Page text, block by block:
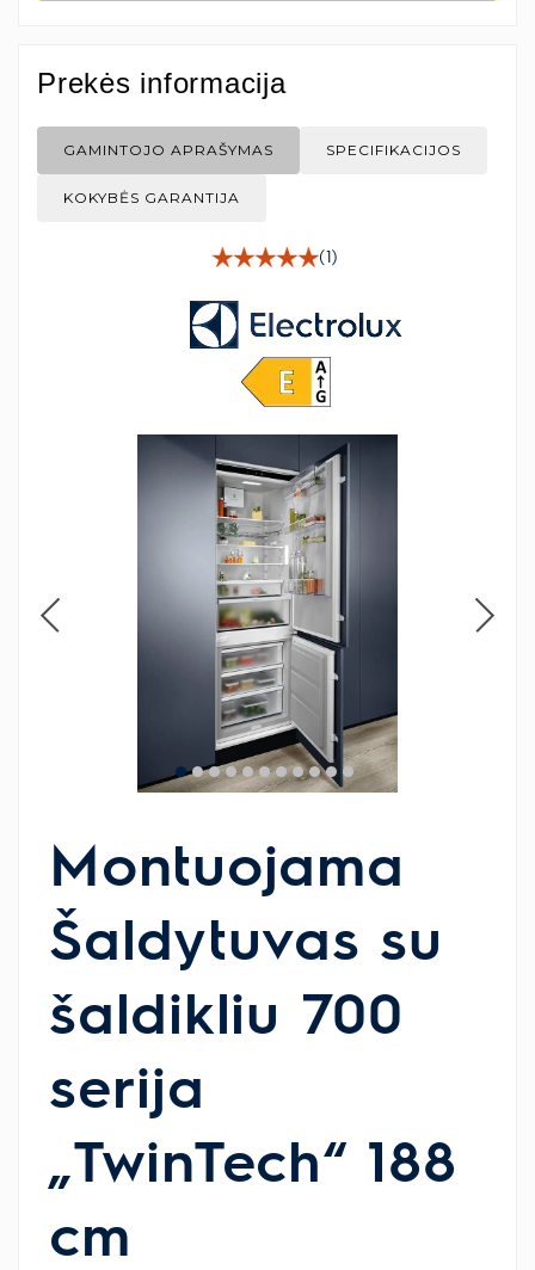
Prekės informacija
GAMINTOJO APRAŠYMAS SPECIFIKACIJOS
KOKYBĖS GARANTIJA
(1)
Montuojama
Šaldytuvas su
šaldikliu 700
serija
„TwinTech“ 188
cm